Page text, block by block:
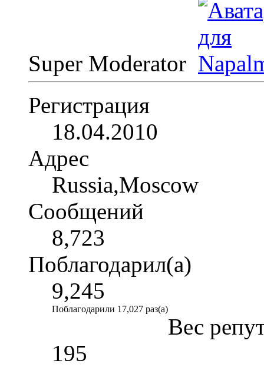
Super Moderator
Регистрация
18.04.2010
Адрес
Russia,Moscow
Сообщений
8,723
Поблагодарил(а)
9,245
Поблагодарили 17,027 раз(а)
Вес
195